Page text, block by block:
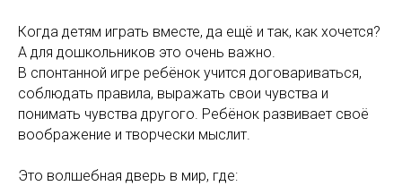
Когда детям играть вместе, да ещё и так, как хочется?
А для дошкольников это очень важно.
В спонтанной игре ребёнок учится договариваться,
соблюдать правила, выражать свои чувства и
понимать чувства другого. Ребёнок развивает своё
воображение и творчески мыслит.
Это волшебная дверь в мир, где: